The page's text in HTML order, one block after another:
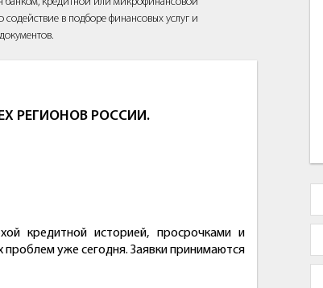
в подборе финансовых услуг и
РЕГИОНОВ РОССИИ.
кредитной историей, просрочками и
проблем уже сегодня. Заявки принимаются